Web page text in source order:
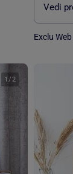
Vedi
Exclu Web
1 /2